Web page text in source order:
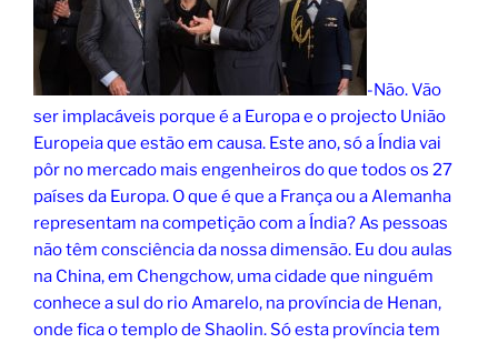
-Não. Vão
ser implacáveis porque é a Europa e o projecto União
Europeia que estão em causa. Este ano, só a Índia vai
pôr no mercado mais engenheiros do que todos os 27
países da Europa. O que é que a França ou a Alemanha
representam na competição com a Índia? As pessoas
não têm consciência da nossa dimensão. Eu dou aulas
na China, em Chengchow, uma cidade que ninguém
conhece a sul do rio Amarelo, na província de Henan,
onde fica o templo de Shaolin. Só esta província tem